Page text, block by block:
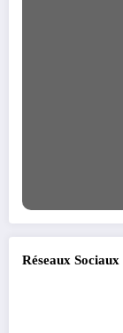
Réseaux Sociaux